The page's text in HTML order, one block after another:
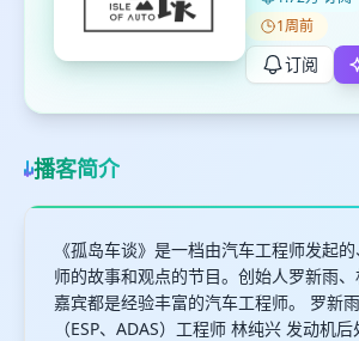
1周前
订阅
播客简介
《孤岛车谈》是一档由汽车工程师发起
师的故事和观点的节目。创始人罗新雨
嘉宾都是经验丰富的汽车工程师。 罗新
（ESP、ADAS）工程师 林纯兴 发动机